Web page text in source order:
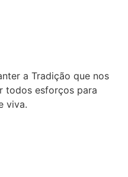
a Tradição que nos
todos esforços para
viva.